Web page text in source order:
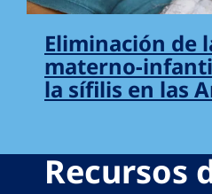
Eliminación de
materno-
la sífilis en las
Recursos